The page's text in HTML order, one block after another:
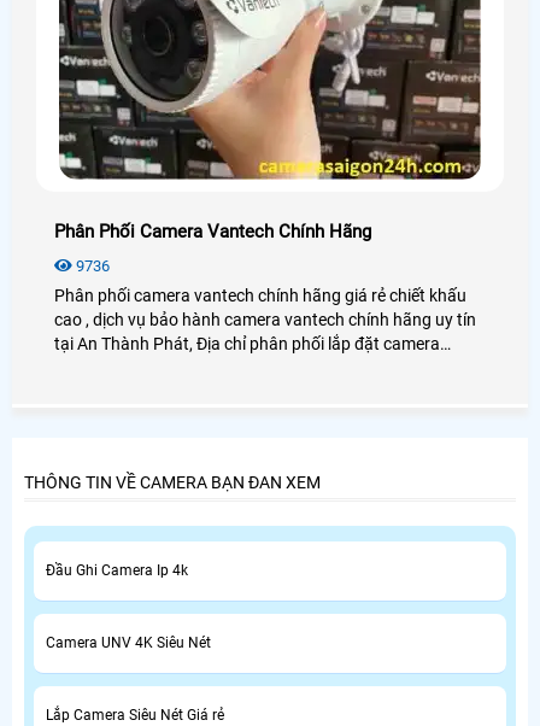
Phân Phối Camera Vantech Chính Hãng
9736
Phân phối camera vantech chính hãng giá rẻ chiết khấu
cao , dịch vụ bảo hành camera vantech chính hãng uy tín
tại An Thành Phát, Địa chỉ phân phối lắp đặt camera
THÔNG TIN VỀ CAMERA BẠN ĐAN XEM
Đầu Ghi Camera Ip 4k
Camera UNV 4K Siêu Nét
Lắp Camera Siêu Nét Giá rẻ